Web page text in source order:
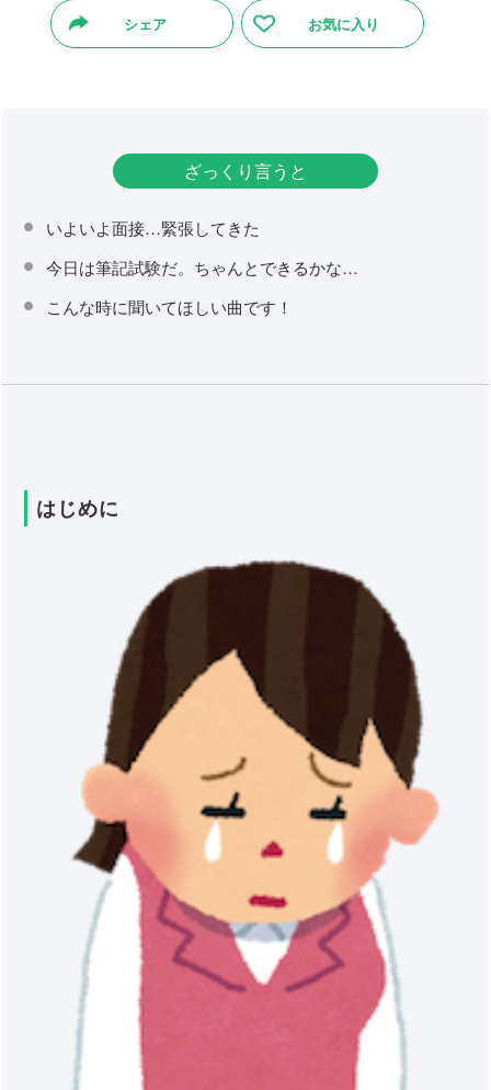
シェア お気に入り
ざっくり言うと
いよいよ面接…緊張してきた
今日は筆記試験だ。ちゃんとできるかな…
こんな時に聞いてほしい曲です！
はじめに